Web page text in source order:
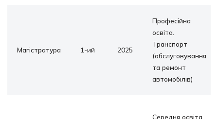
Магістратура 1-ий 2025
Професійна
освіта.
Транспорт
(обслуговування
та ремонт
автомобілів)
Середня освіта